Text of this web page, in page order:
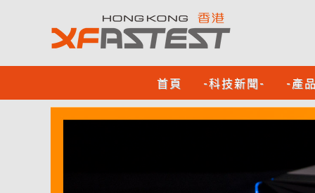
首頁 -科技新聞- -產